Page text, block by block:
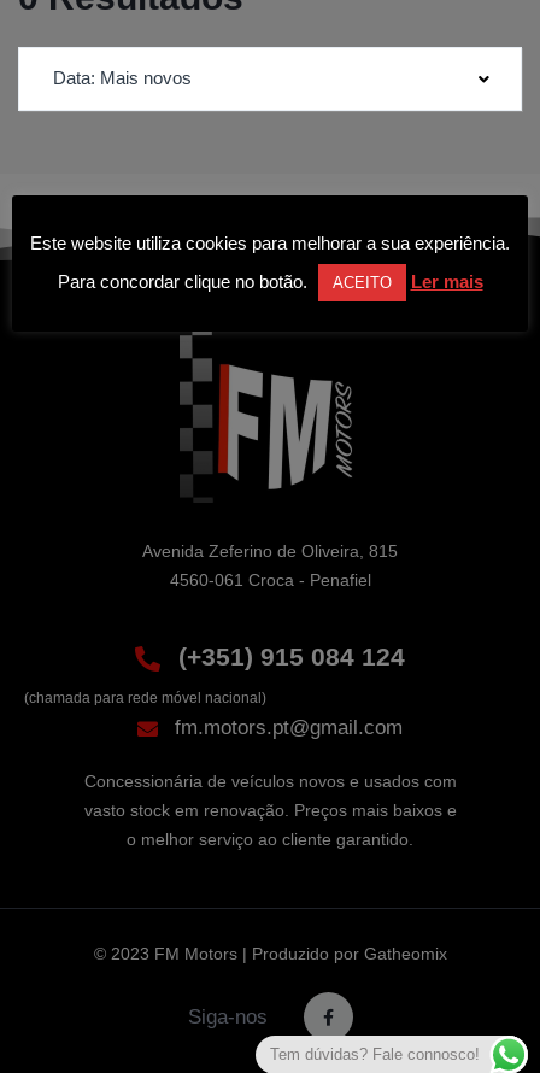
Data: Mais novos
Avenida Zeferino de Oliveira, 815
4560-061 Croca - Penafiel
(+351) 915 084 124
(chamada para rede móvel nacional)
fm.motors.pt@gmail.com
Concessionária de veículos novos e usados com
vasto stock em renovação. Preços mais baixos e
o melhor serviço ao cliente garantido.
© 2023 FM Motors | Produzido por Gatheomix
Siga-nos
Este website utiliza cookies para melhorar a sua experiência.
Para concordar clique no botão.
ACEITO Ler mais
Tem dúvidas? Fale connosco!